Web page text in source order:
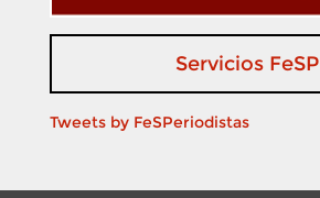
Servicios FeSP
Tweets by FeSPeriodistas